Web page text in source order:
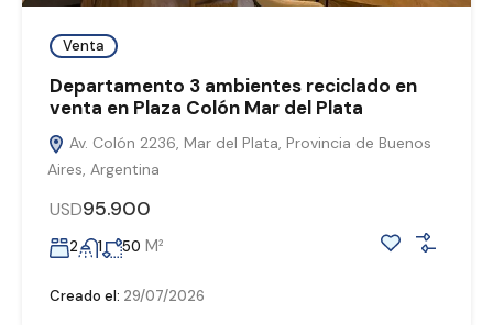
Venta
Departamento 3 ambientes reciclado en
venta en Plaza Colón Mar del Plata
Av. Colón 2236, Mar del Plata, Provincia de Buenos
Aires, Argentina
USD95.900
2 1 50 M²
Creado el: 29/07/2026